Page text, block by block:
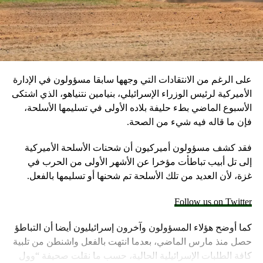
على الرغم من الانتقادات التي وجهها سابقا مسؤولون في الإدارة
الأميركية لرئيس الوزراء الإسرائيلي، بنيامين نتنياهو، الذي اشتكى
الأسبوع الماضي بطء حليفة بلاده الأولى في تسليمها الأسلحة،
فإن ما قاله فيه شيء من الصحة.
فقد كشف مسؤولون أميركيون أن شحنات الأسلحة الأميركية
إلى تل أبيب تباطأت مؤخرا عن الأشهر الأولى من الحرب في
غزة، لأن العديد من تلك الأسلحة تم شحنها أو تسليمها بالفعل.
Follow us on Twitter
كما أوضح هؤلاء المسؤولون وآخرون إسرائيليون أيضا أن التباطؤ
حصل منذ مارس الماضي، بعدما انتهت بالفعل واشنطن من تلبية
كافة الطلبات الإسرائيلية الحالية، حسب ما نقلت صحيفة “وول